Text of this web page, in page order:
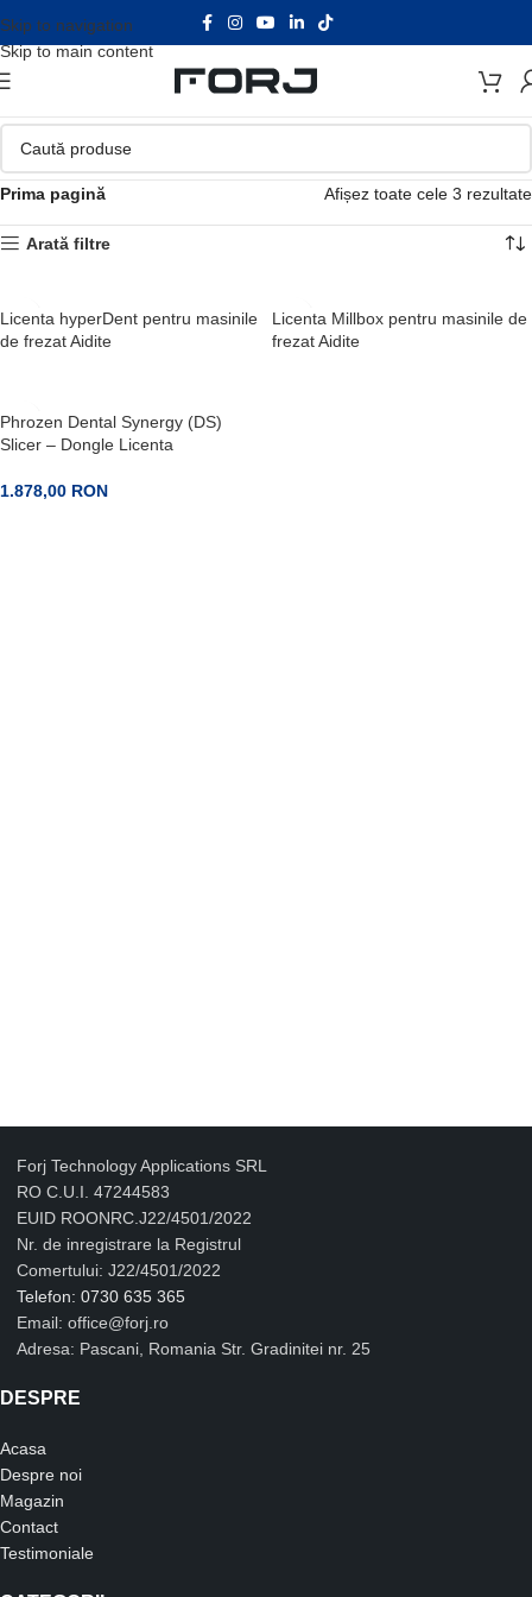
Skip to navigation
Skip to main content
Prima pagină Afișez toate cele 3 rezultate
Arată filtre
Licenta hyperDent pentru masinile
de frezat Aidite
Licenta Millbox pentru masinile de
frezat Aidite
Phrozen Dental Synergy (DS)
Slicer – Dongle Licenta
1.878,00 RON
Forj Technology Applications SRL
RO C.U.I. 47244583
EUID ROONRC.J22/4501/2022
Nr. de inregistrare la Registrul
Comertului: J22/4501/2022
Telefon: 0730 635 365
Email: office@forj.ro
Adresa: Pascani, Romania Str. Gradinitei nr. 25
DESPRE
Acasa
Despre noi
Magazin
Contact
Testimoniale